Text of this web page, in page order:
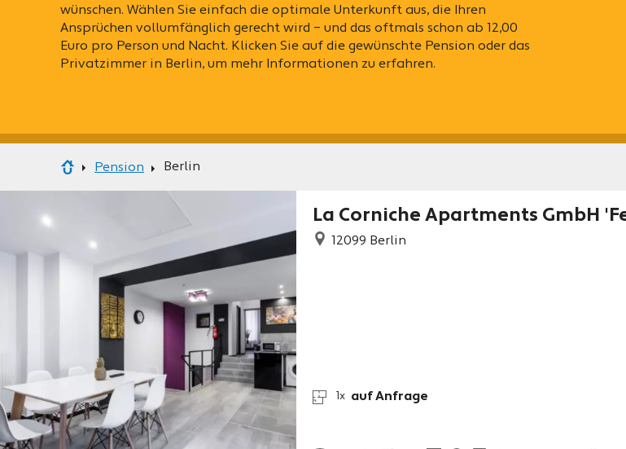
wünschen. Wählen Sie einfach die optimale Unterkunft aus, die Ihren
Ansprüchen vollumfänglich gerecht wird – und das oftmals schon ab 12,00
Euro pro Person und Nacht. Klicken Sie auf die gewünschte Pension oder das
Privatzimmer in Berlin, um mehr Informationen zu erfahren.
Pension Berlin
La Corniche Apartments GmbH
12099 Berlin
1x auf Anfrage